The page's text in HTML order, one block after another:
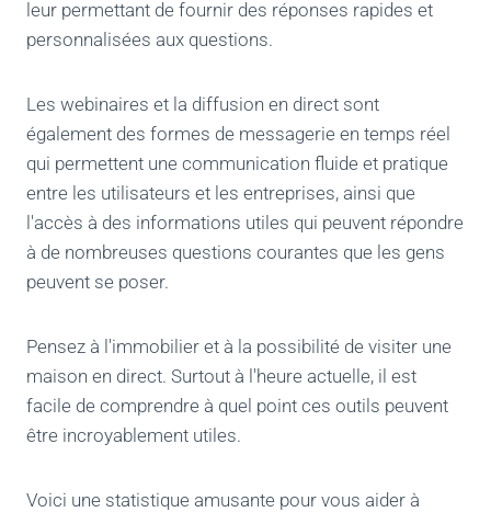
leur permettant de fournir des réponses rapides et
personnalisées aux questions.
Les webinaires et la diffusion en direct sont
également des formes de messagerie en temps réel
qui permettent une communication fluide et pratique
entre les utilisateurs et les entreprises, ainsi que
l'accès à des informations utiles qui peuvent répondre
à de nombreuses questions courantes que les gens
peuvent se poser.
Pensez à l'immobilier et à la possibilité de visiter une
maison en direct. Surtout à l'heure actuelle, il est
facile de comprendre à quel point ces outils peuvent
être incroyablement utiles.
Voici une statistique amusante pour vous aider à